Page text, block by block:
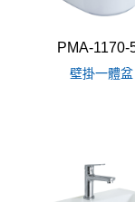
PMA-1170-
壁掛一體盆